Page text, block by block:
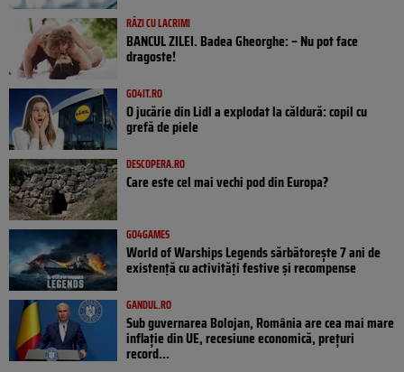
RÂZI CU LACRIMI
BANCUL ZILEI. Badea Gheorghe: – Nu pot face
dragoste!
GO4IT.RO
O jucărie din Lidl a explodat la căldură: copil cu
grefă de piele
DESCOPERA.RO
Care este cel mai vechi pod din Europa?
GO4GAMES
World of Warships Legends sărbătorește 7 ani de
existență cu activități festive și recompense
GANDUL.RO
Sub guvernarea Bolojan, România are cea mai mare
inflație din UE, recesiune economică, prețuri
record...